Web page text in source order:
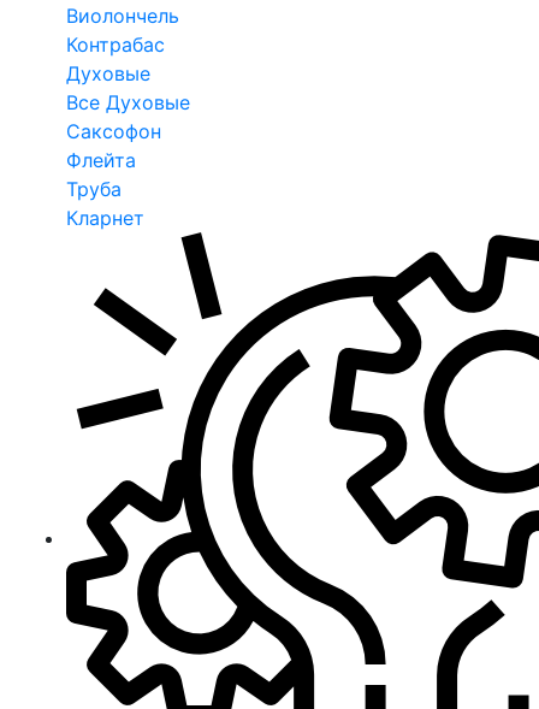
Виолончель
Контрабас
Духовые
Все Духовые
Саксофон
Флейта
Труба
Кларнет